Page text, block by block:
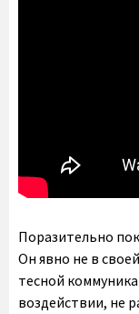
Поразительно
Он явно не в
тесной
воздействии, не